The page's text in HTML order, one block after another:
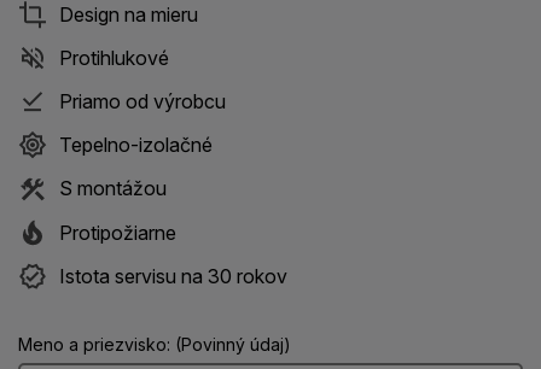
Design na mieru
Protihlukové
Priamo od výrobcu
Tepelno-izolačné
S montážou
Protipožiarne
Istota servisu na 30 rokov
Meno a priezvisko: (Povinný údaj)